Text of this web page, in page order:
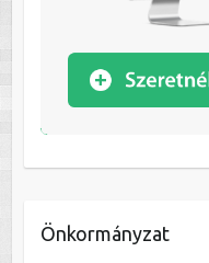
Önkormányzat